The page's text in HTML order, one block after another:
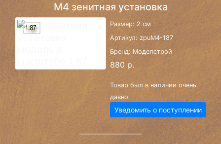
М4 зенитная установка
Размер: 2 см
Артикул: zpuM4-187
Бренд: Моделстрой
880 р.
Товар был в наличии очень
давно
Уведомить о поступлении